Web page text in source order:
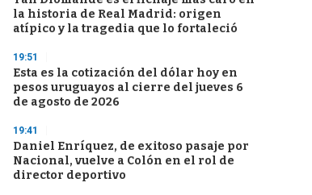
la historia de Real Madrid: origen
atípico y la tragedia que lo fortaleció
19:51
Esta es la cotización del dólar hoy en
pesos uruguayos al cierre del jueves 6
de agosto de 2026
19:41
Daniel Enríquez, de exitoso pasaje por
Nacional, vuelve a Colón en el rol de
director deportivo